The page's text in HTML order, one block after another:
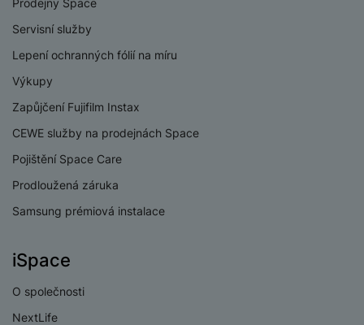
Prodejny Space
Servisní služby
Lepení ochranných fólií na míru
Výkupy
Zapůjčení Fujifilm Instax
CEWE služby na prodejnách Space
Pojištění Space Care
Prodloužená záruka
Samsung prémiová instalace
iSpace
O společnosti
NextLife